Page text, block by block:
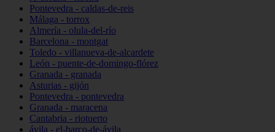
Pontevedra - caldas-de-reis
Málaga - torrox
Almería - olula-del-río
Barcelona - montgat
Toledo - villanueva-de-alcardete
León - puente-de-domingo-flórez
Granada - granada
Asturias - gijón
Pontevedra - pontevedra
Granada - maracena
Cantabria - riotuerto
ávila - el-barco-de-ávila